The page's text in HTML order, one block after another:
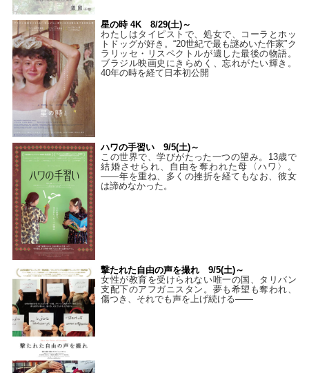
星の時 4K 8/29(土)～
わたしはタイピストで、処⼥で、コーラとホッ
トドッグが好き。“20世紀で最も謎めいた作家”ク
ラリッセ・リスペクトルが遺した最後の物語。
ブラジル映画史にきらめく、忘れがたい輝き。
40年の時を経て⽇本初公開
ハワの手習い 9/5(土)～
この世界で、学びがたった一つの望み。13歳で
結婚させられ、自由を奪われた母〈ハワ〉。
——年を重ね、多くの挫折を経てもなお、彼女
は諦めなかった。
撃たれた自由の声を撮れ 9/5(土)～
女性が教育を受けられない唯一の国、タリバン
支配下のアフガニスタン。夢も希望も奪われ、
傷つき、それでも声を上げ続ける——